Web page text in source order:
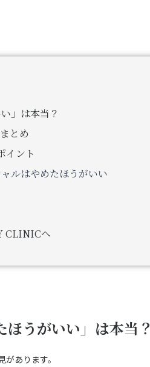
」は本当？
とめ
イント
ルはやめたほうがいい
CLINICへ
ほうがいい」は本当？
あります。